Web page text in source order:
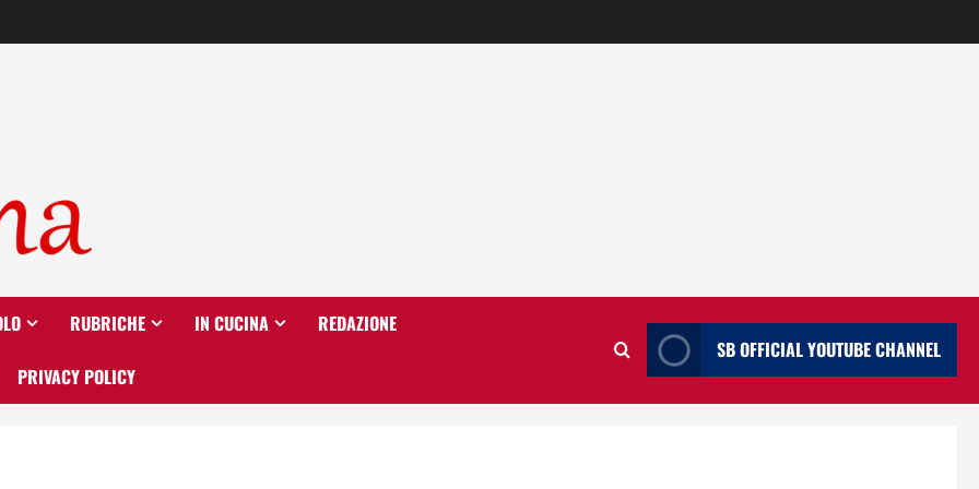
RUBRICHE IN CUCINA REDAZIONE
PRIVACY POLICY
SB OFFICIAL YOUTUBE CHANNEL